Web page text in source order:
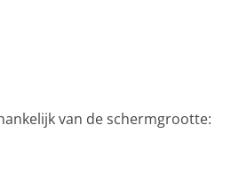
van de schermgrootte: